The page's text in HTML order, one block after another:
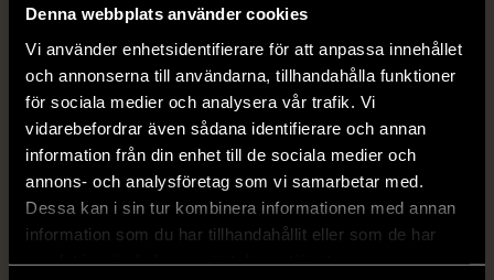
Denna webbplats använder cookies
Vi använder enhetsidentifierare för att anpassa innehållet
och annonserna till användarna, tillhandahålla funktioner
för sociala medier och analysera vår trafik. Vi
vidarebefordrar även sådana identifierare och annan
information från din enhet till de sociala medier och
annons- och analysföretag som vi samarbetar med.
Dessa kan i sin tur kombinera informationen med annan
information som du har tillhandahållit eller som de har
DRESSMANN
Dressmann -
Kostymbyxor med
pressveck
Gott skick
1/5
BONDELID
Bondelid - Randig skjorta
- Blå vit
XL (52)
Mycket gott skick